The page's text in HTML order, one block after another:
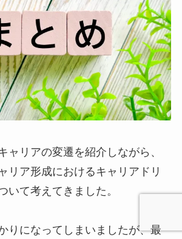
ャリアの変遷を紹介しながら、
リア形成におけるキャリアドリ
いて考えてきました。
りになってしまいましたが、最